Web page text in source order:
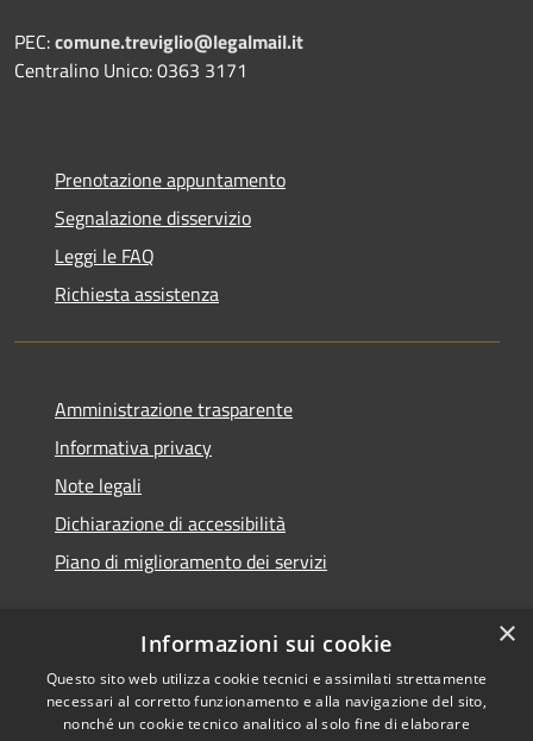
PEC:comune.treviglio@legalmail.it
Centralino Unico: 0363 3171
Prenotazione appuntamento
Segnalazione disservizio
Leggi le FAQ
Richiesta assistenza
Amministrazione trasparente
Informativa privacy
Note legali
Dichiarazione di accessibilità
Piano di miglioramento dei servizi
RSS
Accessibilità
Copyright © 2026 • Comune di
Treviglio • Powered by
×
Informazioni sui cookie
Questo sito web utilizza cookie tecnici e assimilati strettamente
necessari al corretto funzionamento e alla navigazione del sito,
nonché un cookie tecnico analitico al solo fine di elaborare